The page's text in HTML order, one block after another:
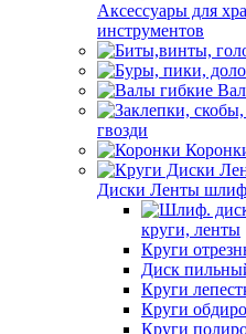
Аксессуары для
инструментов
гвозди
Диски Ленты
круги, ленты
Круги
Диск
Круги
Круги
Круги